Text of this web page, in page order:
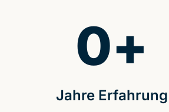
Jahre Erfahrung
0+